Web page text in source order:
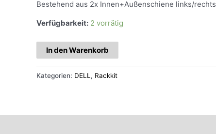
Bestehend aus 2x Innen+Außenschiene links/rechts
Verfügbarkeit: 2 vorrätig
In den Warenkorb
Kategorien: DELL , Rackkit